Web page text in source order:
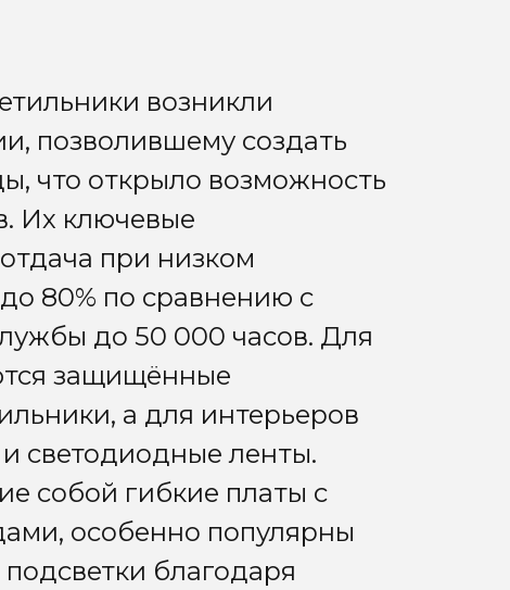
возникли
позволившему создать
что открыло возможность
Их ключевые
при низком
80% по сравнению с
до 50 000 часов. Для
защищённые
а для интерьеров
светодиодные ленты.
собой гибкие платы с
особенно популярны
благодаря